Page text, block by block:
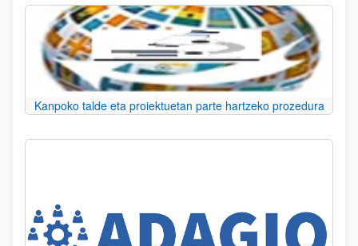
Kanpoko talde eta proiektuetan parte hartzeko prozedura